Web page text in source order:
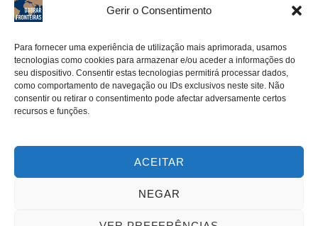
Gerir o Consentimento
Para fornecer uma experiência de utilização mais aprimorada, usamos
tecnologias como cookies para armazenar e/ou aceder a informações do
seu dispositivo. Consentir estas tecnologias permitirá processar dados,
como comportamento de navegação ou IDs exclusivos neste site. Não
consentir ou retirar o consentimento pode afectar adversamente certos
recursos e funções.
ACEITAR
NEGAR
periodicamente.
Segue-me
Instagram
Pinterest
Youtube